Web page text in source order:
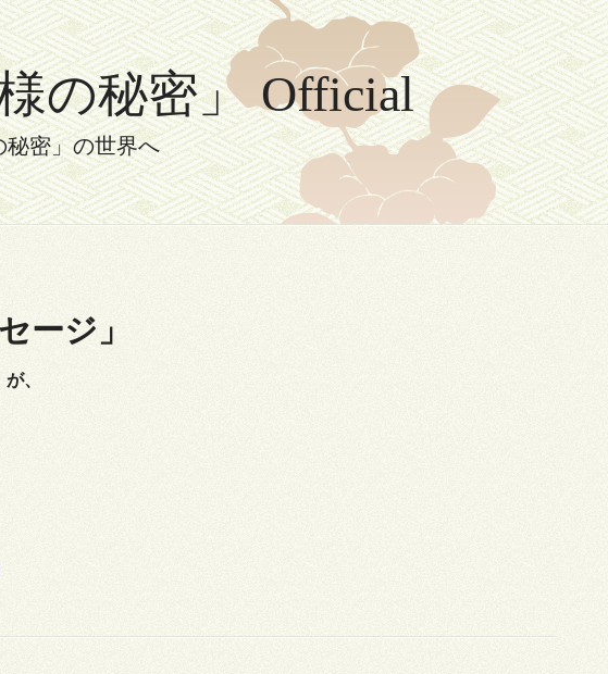
の秘密」 Official
秘密」の世界へ
ージ」
、